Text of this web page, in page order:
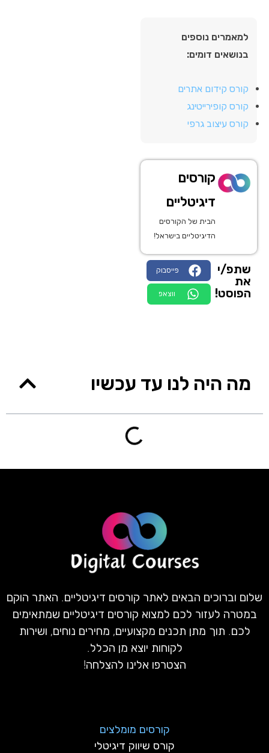
למאמרים נוספים
בנושאים דומים:
קורס קידום אתרים
קורס קופירייטינג
קורס עיצוב גרפי
קורסים
דיגיטליים
הבית של הקורסים
הדיגיטליים בישראל!
שתפ/י
את
הפוסט!
פייסבוק
ווצאפ
מה היה לנו עד עכשיו
שלום וברוכים הבאים לאתר קורסים דיגיטליים. האתר הוקם
במטרה לעזור לכם למצוא קורסים דיגיטליים שמתאימים
לכם. תוך מתן תכנים מקצועיים, מחירים נוחים, ושירות
לקוחות יוצא מן הכלל.
הצטרפו אלינו להצלחה!
קורסים מומלצים
קורס שיווק דיגיטלי